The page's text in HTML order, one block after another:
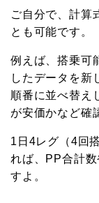
ご自分で、計算
とも可能です。
例えば、搭乗可
したデータを新
順番に並べ替え
が安価かなど確
1日4レグ（4回
れば、PP合計
すよ。